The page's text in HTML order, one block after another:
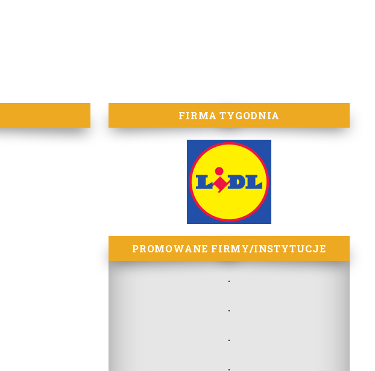
FIRMA TYGODNIA
PROMOWANE FIRMY/INSTYTUCJE